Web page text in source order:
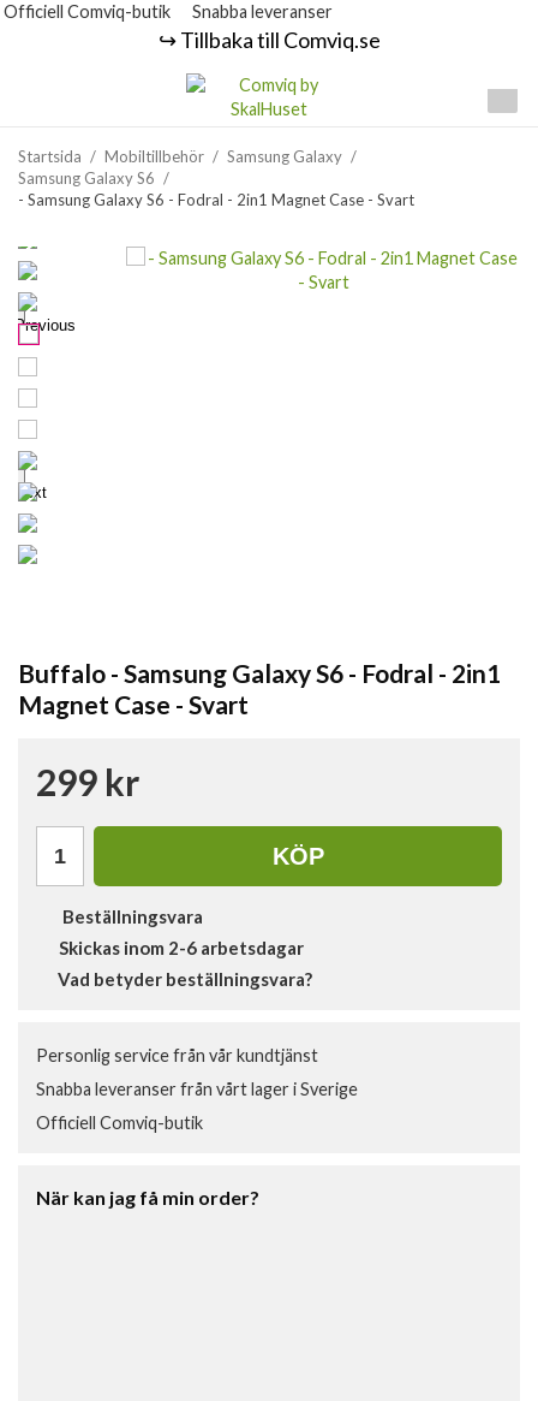
Officiell Comviq-butik Snabba leveranser
↪️ Tillbaka till Comviq.se
Startsida / Mobiltillbehör / Samsung Galaxy /
Samsung Galaxy S6 /
- Samsung Galaxy S6 - Fodral - 2in1 Magnet Case - Svart
Previous
Next
Buffalo - Samsung Galaxy S6 - Fodral - 2in1
Magnet Case - Svart
299 kr
KÖP
Beställningsvara
Skickas inom 2-6 arbetsdagar
Vad betyder beställningsvara?
Personlig service från vår kundtjänst
Snabba leveranser från vårt lager i Sverige
Officiell Comviq-butik
När kan jag få min order?